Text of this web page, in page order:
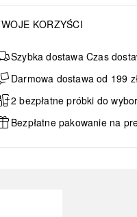
KORZYŚCI
Szybka dostawa Czas
Darmowa dostawa od 199
2 bezpłatne próbki do
Bezpłatne pakowanie na